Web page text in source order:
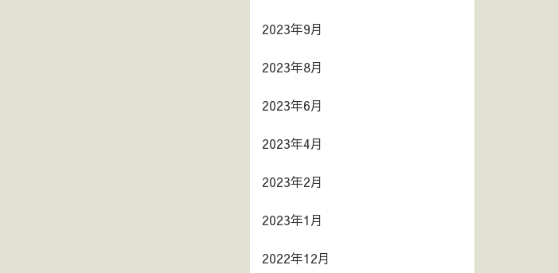
2023年9月
2023年8月
2023年6月
2023年4月
2023年2月
2023年1月
2022年12月